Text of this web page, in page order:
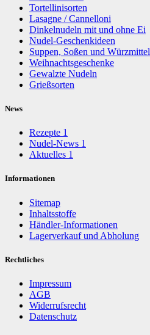
Tortellinisorten
Lasagne / Cannelloni
Dinkelnudeln mit und ohne Ei
Nudel-Geschenkideen
Suppen, Soßen und Würzmittel
Weihnachtsgeschenke
Gewalzte Nudeln
Grießsorten
News
Rezepte 1
Nudel-News 1
Aktuelles 1
Informationen
Sitemap
Inhaltsstoffe
Händler-Informationen
Lagerverkauf und Abholung
Rechtliches
Impressum
AGB
Widerrufsrecht
Datenschutz